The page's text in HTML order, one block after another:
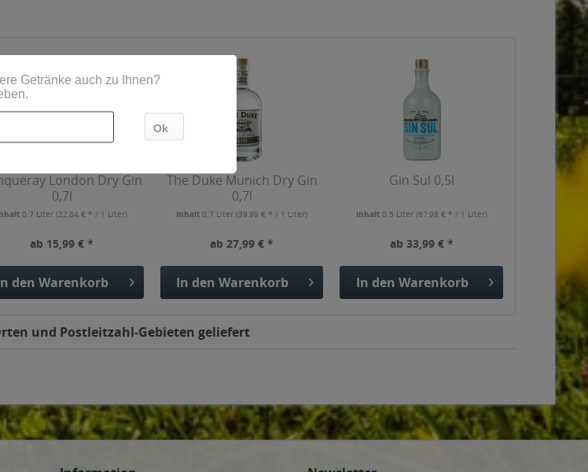
London Dry Gin
0,7l
0.7 Liter(22,84 € * / 1 Liter)
ab 15,99 € *
den Warenkorb
The Duke Munich Dry Gin
0,7l
Inhalt0.7 Liter(39,99 € * / 1 Liter)
ab 27,99 € *
In den Warenkorb
Gin Sul 0,5l
Inhalt 0.5 Liter (67,98 € * / 1 Liter)
ab 33,99 € *
In den Warenkorb
und Postleitzahl-Gebieten geliefert